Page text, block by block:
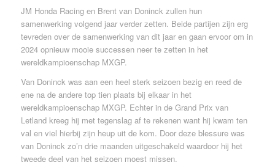
JM Honda Racing en Brent van Doninck zullen hun
samenwerking volgend jaar verder zetten. Beide partijen zijn erg
tevreden over de samenwerking van dit jaar en gaan ervoor om in
2024 opnieuw mooie successen neer te zetten in het
wereldkampioenschap MXGP.
Van Doninck was aan een heel sterk seizoen bezig en reed de
ene na de andere top tien plaats bij elkaar in het
wereldkampioenschap MXGP. Echter in de Grand Prix van
Letland kreeg hij met tegenslag af te rekenen want hij kwam ten
val en viel hierbij zijn heup uit de kom. Door deze blessure was
van Doninck zo’n drie maanden uitgeschakeld waardoor hij het
tweede deel van het seizoen moest missen.